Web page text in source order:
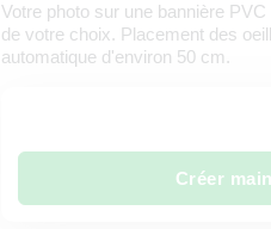
Votre photo sur une bannière
de votre choix. Placement des
automatique d'environ 50 cm.
Créer